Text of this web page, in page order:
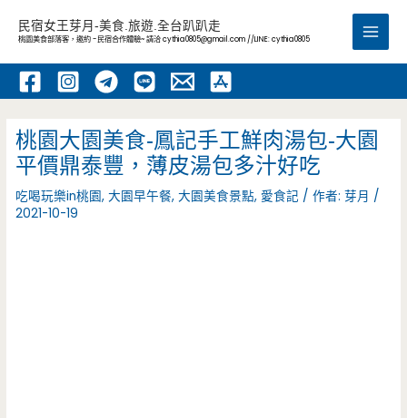
內
民宿女王芽月-美食.旅遊.全台趴趴走
桃園美食部落客，邀約 -民宿合作體驗~ 請洽cythia0805@gmail.com //LINE: cythia0805
Main
桃園大園美食-鳳記手工鮮肉湯包-大園
平價鼎泰豐，薄皮湯包多汁好吃
吃喝玩樂in桃園,大園早午餐,大園美食景點, 愛食記 / 作者:芽月 /
2021-10-19